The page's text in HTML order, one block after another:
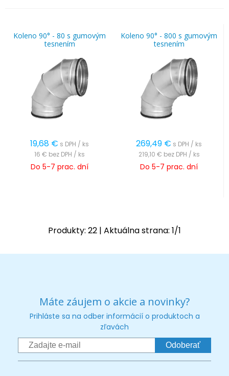
Koleno 90° - 80 s gumovým
tesnením
19,68 € s DPH / ks
16 € bez DPH / ks
Do 5-7 prac. dní
Koleno 90° - 800 s gumovým
tesnením
269,49 € s DPH / ks
219,10 € bez DPH / ks
Do 5-7 prac. dní
Produkty: 22 | Aktuálna strana: 1/1
Máte záujem o akcie a novinky?
Prihláste sa na odber informácií o produktoch a
zľavách
Odoberať